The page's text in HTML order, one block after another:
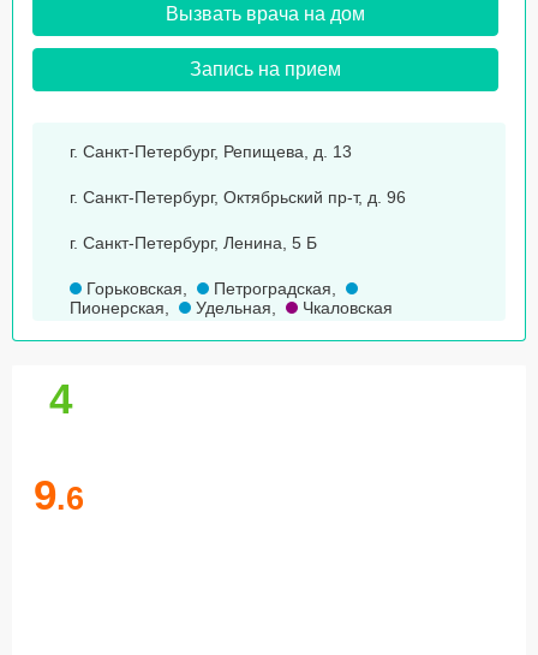
Вызвать врача на дом
Запись на прием
г. Санкт-Петербург, Репищева, д. 13
г. Санкт-Петербург, Октябрьский пр-т, д. 96
г. Санкт-Петербург, Ленина, 5 Б
Горьковская, Петроградская,
Пионерская, Удельная, Чкаловская
4
9.6